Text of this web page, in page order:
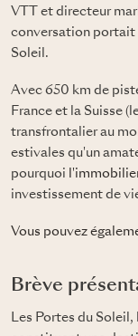
VTT et directeur
conversation portait
Soleil.
Avec 650 km de
France et la Suisse
transfrontalier au
estivales qu'un
pourquoi
investissement de
Vous pouvez
Brève
Les Portes du